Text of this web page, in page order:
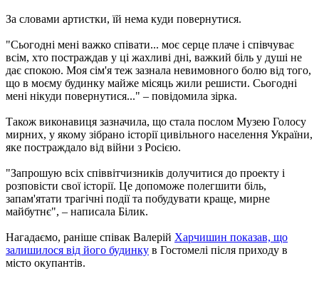
За словами артистки, їй нема куди повернутися.
"Сьогодні мені важко співати... моє серце плаче і співчуває
всім, хто постраждав у ці жахливі дні, важкий біль у душі не
дає спокою. Моя сім'я теж зазнала невимовного болю від того,
що в моєму будинку майже місяць жили решисти. Сьогодні
мені нікуди повернутися..." – повідомила зірка.
Також виконавиця зазначила, що стала послом Музею Голосу
мирних, у якому зібрано історії цивільного населення України,
яке постраждало від війни з Росією.
"Запрошую всіх співвітчизників долучитися до проекту і
розповісти свої історії. Це допоможе полегшити біль,
запам'ятати трагічні події та побудувати краще, мирне
майбутнє", – написала Білик.
Нагадаємо, раніше співак Валерій Харчишин показав, що
залишилося від його будинку в Гостомелі після приходу в
місто окупантів.